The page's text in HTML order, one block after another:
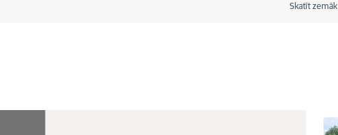
Skatīt zemāk